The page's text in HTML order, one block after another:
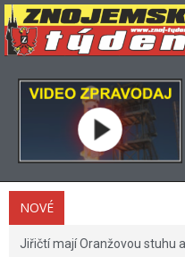
NOVÉ
Jiřičtí mají Oranžovou stuhu